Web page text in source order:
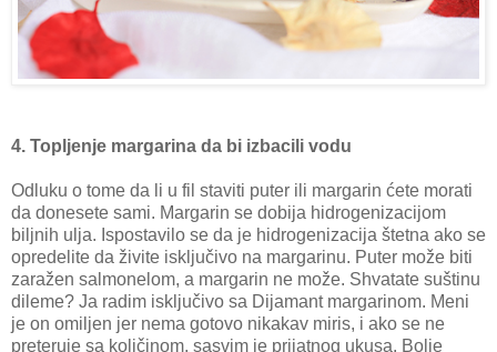
4. Topljenje margarina da bi izbacili vodu
Odluku o tome da li u fil staviti puter ili margarin ćete morati
da donesete sami. Margarin se dobija hidrogenizacijom
biljnih ulja. Ispostavilo se da je hidrogenizacija štetna ako se
opredelite da živite isključivo na margarinu. Puter može biti
zaražen salmonelom, a margarin ne može. Shvatate suštinu
dileme? Ja radim isključivo sa Dijamant margarinom. Meni
je on omiljen jer nema gotovo nikakav miris, i ako se ne
preteruje sa količinom, sasvim je prijatnog ukusa. Bolje